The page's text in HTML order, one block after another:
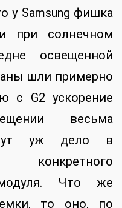
у Samsung фишка
при солнечном
освещенной
шли примерно
с G2 ускорение
весьма
тут уж дело в
Что же
то оно, по